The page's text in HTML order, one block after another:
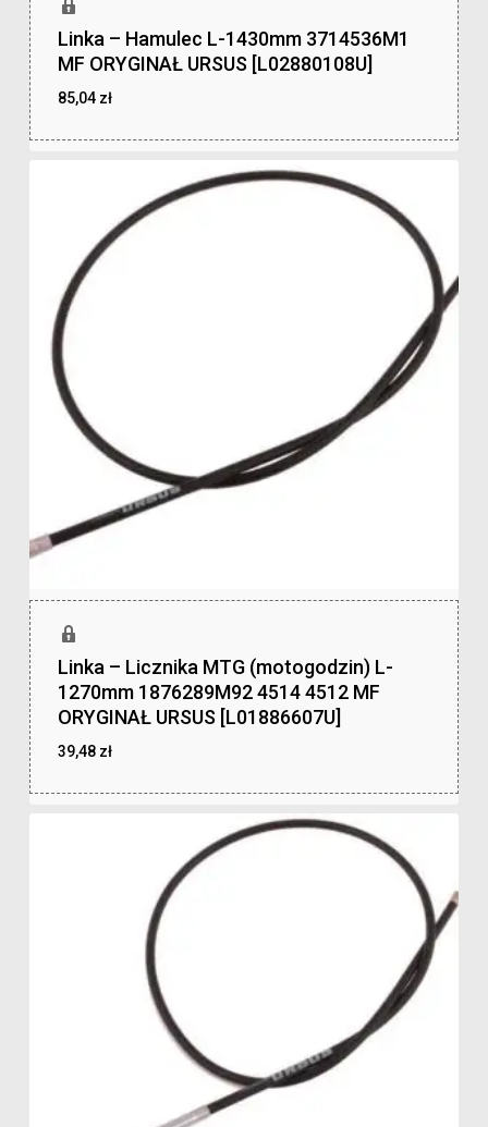
Linka – Hamulec L-1430mm 3714536M1
MF ORYGINAŁ URSUS [L02880108U]
85,04 zł
Linka – Licznika MTG (motogodzin) L-
1270mm 1876289M92 4514 4512 MF
ORYGINAŁ URSUS [L01886607U]
39,48 zł